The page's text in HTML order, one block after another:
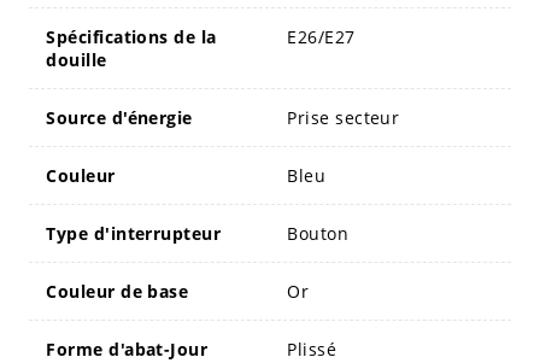
Spécifications de la
douille
E26/E27
Source d'énergie Prise secteur
Couleur Bleu
Type d'interrupteur Bouton
Couleur de base Or
Forme d'abat-Jour Plissé